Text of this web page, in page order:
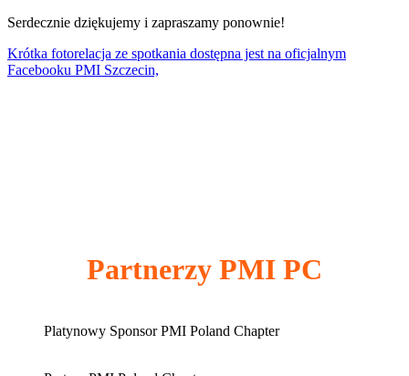
Serdecznie dziękujemy i zapraszamy ponownie!
Krótka fotorelacja ze spotkania dostępna jest na oficjalnym
Facebooku PMI Szczecin,
Partnerzy PMI PC
Platynowy Sponsor PMI Poland Chapter